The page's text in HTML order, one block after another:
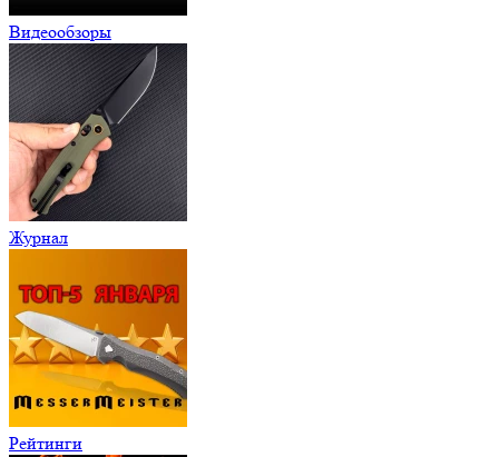
Видеообзоры
Журнал
Рейтинги